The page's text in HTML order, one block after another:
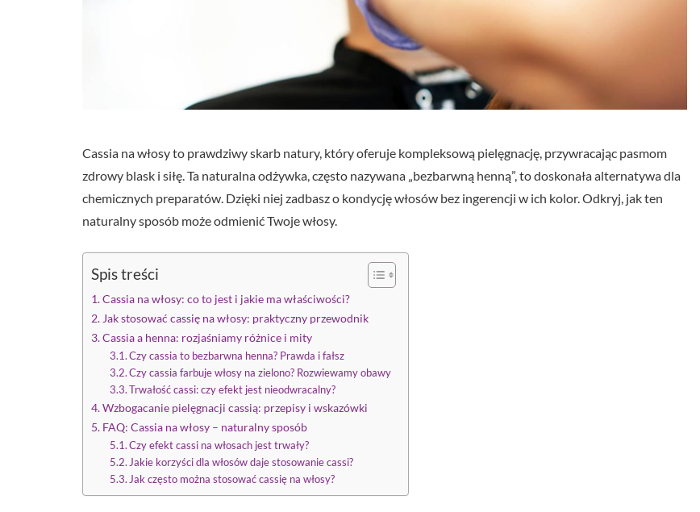
Cassia na włosy to prawdziwy skarb natury, który oferuje kompleksową pielęgnację, przywracając pasmom
zdrowy blask i siłę. Ta naturalna odżywka, często nazywana „bezbarwną henną”, to doskonała alternatywa dla
chemicznych preparatów. Dzięki niej zadbasz o kondycję włosów bez ingerencji w ich kolor. Odkryj, jak ten
naturalny sposób może odmienić Twoje włosy.
Spis treści
Cassia na włosy: co to jest i jakie ma właściwości?
Jak stosować cassię na włosy: praktyczny przewodnik
Cassia a henna: rozjaśniamy różnice i mity
Czy cassia to bezbarwna henna? Prawda i fałsz
Czy cassia farbuje włosy na zielono? Rozwiewamy obawy
Trwałość cassi: czy efekt jest nieodwracalny?
Wzbogacanie pielęgnacji cassią: przepisy i wskazówki
FAQ: Cassia na włosy – naturalny sposób
Czy efekt cassi na włosach jest trwały?
Jakie korzyści dla włosów daje stosowanie cassi?
Jak często można stosować cassię na włosy?